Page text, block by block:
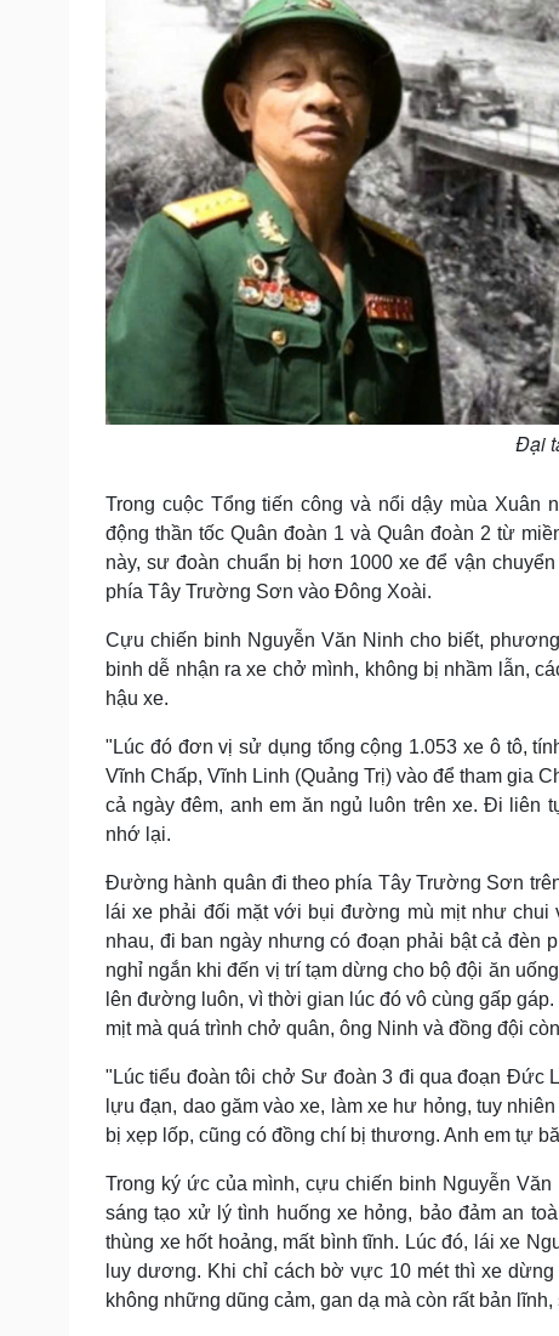
Đại
Trong cuộc Tổng tiến công và nổi dậy mùa
động thần tốc Quân đoàn 1 và Quân đoàn 2 từ
này, sư đoàn chuẩn bị hơn 1000 xe để vận
phía Tây Trường Sơn vào Đông Xoài.
Cựu chiến binh Nguyễn Văn Ninh cho biết,
binh dễ nhận ra xe chở mình, không bị nhầm lẫn,
hậu xe.
"Lúc đó đơn vị sử dụng tổng cộng 1.053 xe ô tô,
Vĩnh Chấp, Vĩnh Linh (Quảng Trị) vào để tham gia
cả ngày đêm, anh em ăn ngủ luôn trên xe. Đi liên
nhớ lại.
Đường hành quân đi theo phía Tây Trường Sơn
lái xe phải đối mặt với bụi đường mù mịt như
nhau, đi ban ngày nhưng có đoạn phải bật cả đèn
nghỉ ngắn khi đến vị trí tạm dừng cho bộ đội ăn
lên đường luôn, vì thời gian lúc đó vô cùng gấp
mịt mà quá trình chở quân, ông Ninh và đồng đội
"Lúc tiểu đoàn tôi chở Sư đoàn 3 đi qua đoạn Đức
lựu đạn, dao găm vào xe, làm xe hư hỏng, tuy
bị xẹp lốp, cũng có đồng chí bị thương. Anh em tự
Trong ký ức của mình, cựu chiến binh Nguyễn
sáng tạo xử lý tình huống xe hỏng, bảo đảm an
thùng xe hốt hoảng, mất bình tĩnh. Lúc đó, lái xe
luy dương. Khi chỉ cách bờ vực 10 mét thì xe
không những dũng cảm, gan dạ mà còn rất bản lĩnh,